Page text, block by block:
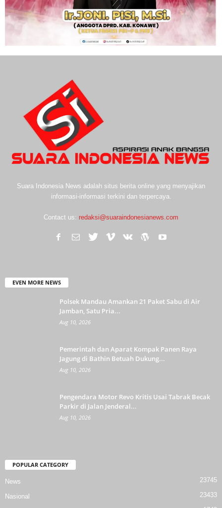
Suara Indonesia News adalah situs berita online yang menyajikan
informasi-informasi terkini dan terpercaya.
Contact us: redaksi@suaraindonesianews.com
EVEN MORE NEWS
Polsek Mandau Amankan 21 Paket Sabu di Air
Jamban, Satu Pria...
Aug 10, 2026
Pemerintah dan Aparat Kompak Panen Raya
Jagung di Bathin Betuah Dukung...
Aug 10, 2026
Pengendara Motor Revo Kritis Usai Tabrak Becak
Parkir di Jalan Jenderal...
Aug 10, 2026
POPULAR CATEGORY
News 23745
Nasional 23433